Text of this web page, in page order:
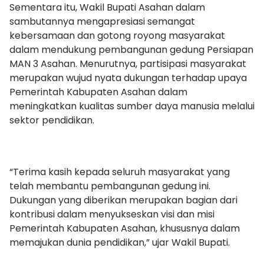
Sementara itu, Wakil Bupati Asahan dalam
sambutannya mengapresiasi semangat
kebersamaan dan gotong royong masyarakat
dalam mendukung pembangunan gedung Persiapan
MAN 3 Asahan. Menurutnya, partisipasi masyarakat
merupakan wujud nyata dukungan terhadap upaya
Pemerintah Kabupaten Asahan dalam
meningkatkan kualitas sumber daya manusia melalui
sektor pendidikan.
“Terima kasih kepada seluruh masyarakat yang
telah membantu pembangunan gedung ini.
Dukungan yang diberikan merupakan bagian dari
kontribusi dalam menyukseskan visi dan misi
Pemerintah Kabupaten Asahan, khususnya dalam
memajukan dunia pendidikan,” ujar Wakil Bupati.